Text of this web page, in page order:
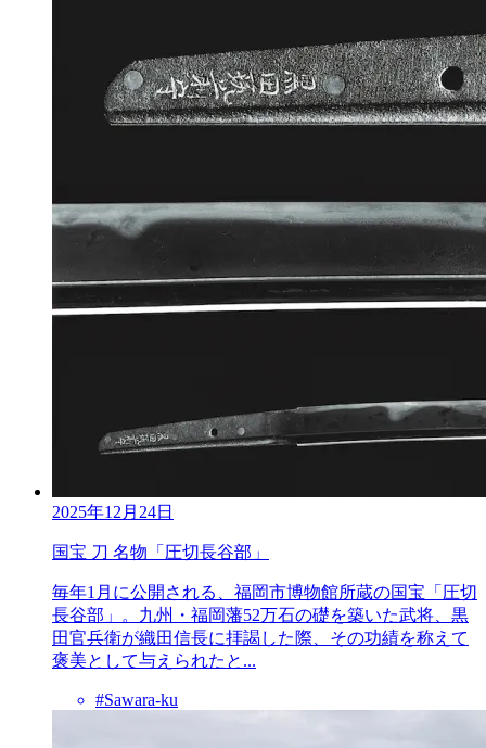
2025年12月24日
国宝 刀 名物「圧切長谷部」
毎年1月に公開される、福岡市博物館所蔵の国宝「圧切
長谷部」。九州・福岡藩52万石の礎を築いた武将、黒
田官兵衛が織田信長に拝謁した際、その功績を称えて
褒美として与えられたと...
#Sawara-ku